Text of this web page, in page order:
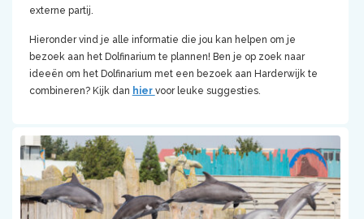
externe partij.
Hieronder vind je alle informatie die jou kan helpen om je
bezoek aan het Dolfinarium te plannen! Ben je op zoek naar
ideeën om het Dolfinarium met een bezoek aan Harderwijk te
combineren? Kijk dan hier voor leuke suggesties.